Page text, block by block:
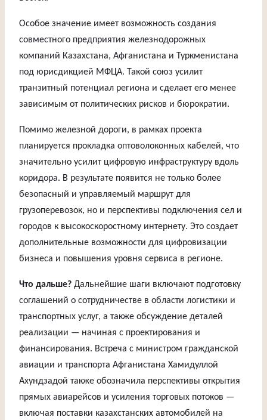
Особое значение имеет возможность создания
совместного предприятия железнодорожных
компаний Казахстана, Афганистана и Туркменистана
под юрисдикцией МФЦА. Такой союз усилит
транзитный потенциал региона и сделает его менее
зависимым от политических рисков и бюрократии.
Помимо железной дороги, в рамках проекта
планируется прокладка оптоволоконных кабелей, что
значительно усилит цифровую инфраструктуру вдоль
коридора. В результате появится не только более
безопасный и управляемый маршрут для
грузоперевозок, но и перспективы подключения сел и
городов к высокоскоростному интернету. Это создает
дополнительные возможности для цифровизации
бизнеса и повышения уровня сервиса в регионе.
Что дальше? Дальнейшие шаги включают подготовку
соглашений о сотрудничестве в области логистики и
транспортных услуг, а также обсуждение деталей
реализации — начиная с проектирования и
финансирования. Встреча с министром гражданской
авиации и транспорта Афганистана Хамидуллой
Ахундзадой также обозначила перспективы открытия
прямых авиарейсов и усиления торговых потоков —
включая поставки казахстанских автомобилей на